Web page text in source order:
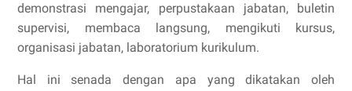
demonstrasi mengajar, perpustakaan jabatan, buletin
supervisi, membaca langsung, mengikuti kursus,
organisasi jabatan, laboratorium kurikulum.
Hal ini senada dengan apa yang dikatakan oleh